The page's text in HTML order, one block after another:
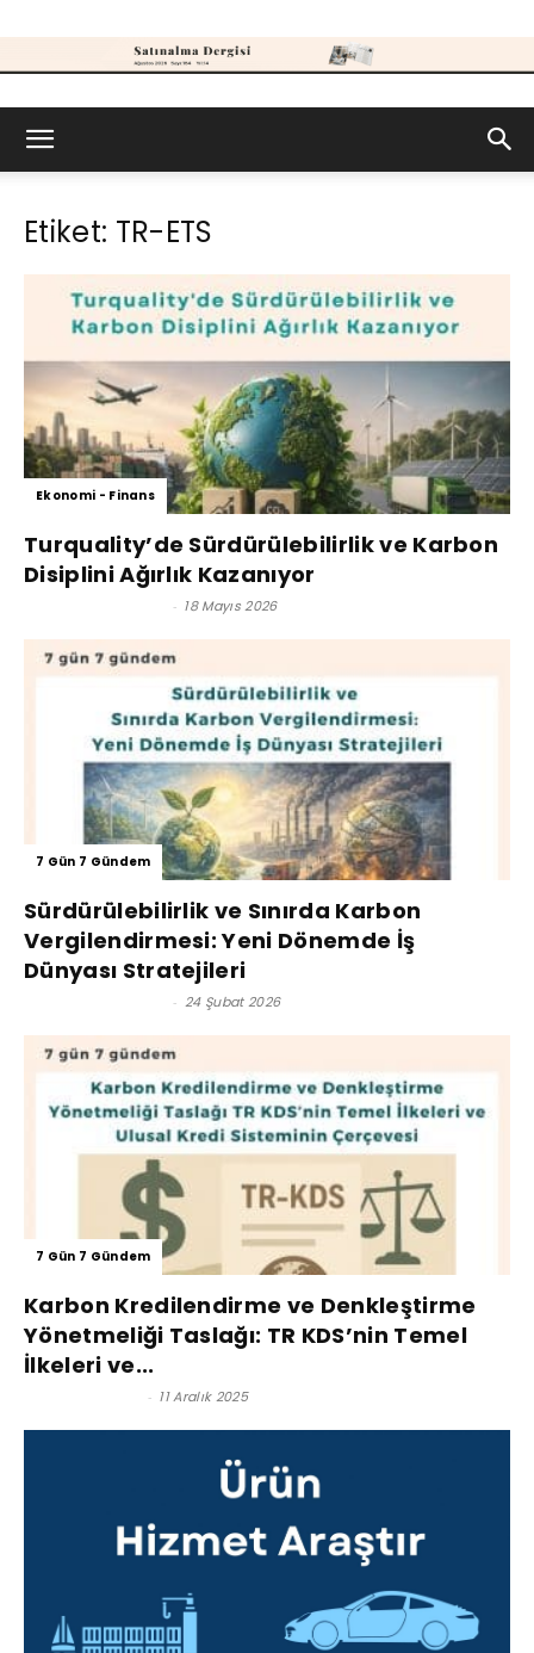
Etiket: TR-ETS
Ekonomi - Finans
Turquality’de Sürdürülebilirlik ve Karbon
Disiplini Ağırlık Kazanıyor
- 18 Mayıs 2026
7 Gün 7 Gündem
Sürdürülebilirlik ve Sınırda Karbon
Vergilendirmesi: Yeni Dönemde İş
Dünyası Stratejileri
- 24 Şubat 2026
7 Gün 7 Gündem
Karbon Kredilendirme ve Denkleştirme
Yönetmeliği Taslağı: TR KDS’nin Temel
İlkeleri ve...
- 11 Aralık 2025